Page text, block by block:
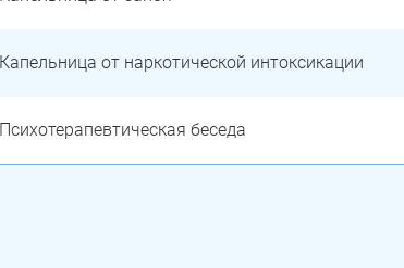
Капельница от наркотической интоксикации
Психотерапевтическая беседа